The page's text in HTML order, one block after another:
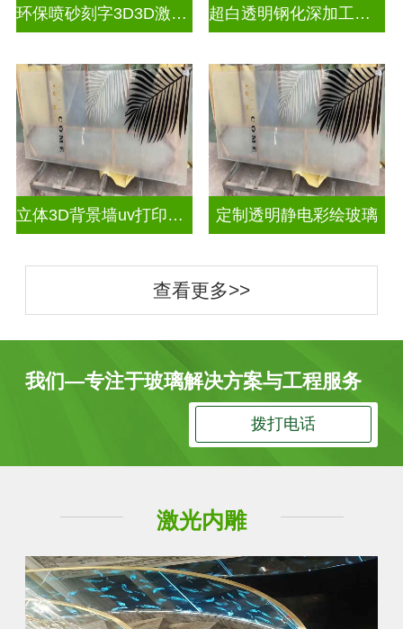
环保喷砂刻字3D3D激光内雕玻璃 超白透明钢化深加工激光内雕屏风
立体3D背景墙uv打印玻璃 定制透明静电彩绘玻璃
查看更多>>
我们—专注于玻璃解决方案与工程服务
拨打电话
激光内雕